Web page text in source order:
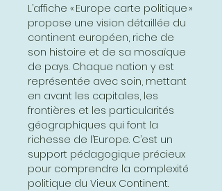
L’affiche « Europe carte politique »
propose une vision détaillée du
continent européen, riche de
son histoire et de sa mosaïque
de pays. Chaque nation y est
représentée avec soin, mettant
en avant les capitales, les
frontières et les particularités
géographiques qui font la
richesse de l’Europe. C’est un
support pédagogique précieux
pour comprendre la complexité
politique du Vieux Continent.